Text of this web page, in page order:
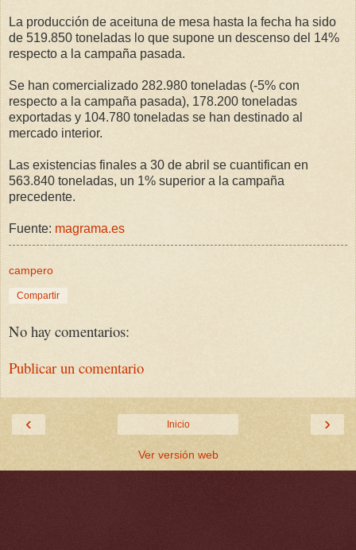
La producción de aceituna de mesa hasta la fecha ha sido
de 519.850 toneladas lo que supone un descenso del 14%
respecto a la campaña pasada.
Se han comercializado 282.980 toneladas (-5% con
respecto a la campaña pasada), 178.200 toneladas
exportadas y 104.780 toneladas se han destinado al
mercado interior.
Las existencias finales a 30 de abril se cuantifican en
563.840 toneladas, un 1% superior a la campaña
precedente.
Fuente: magrama.es
campero
Compartir
No hay comentarios:
Publicar un comentario
‹ ›
Inicio
Ver versión web